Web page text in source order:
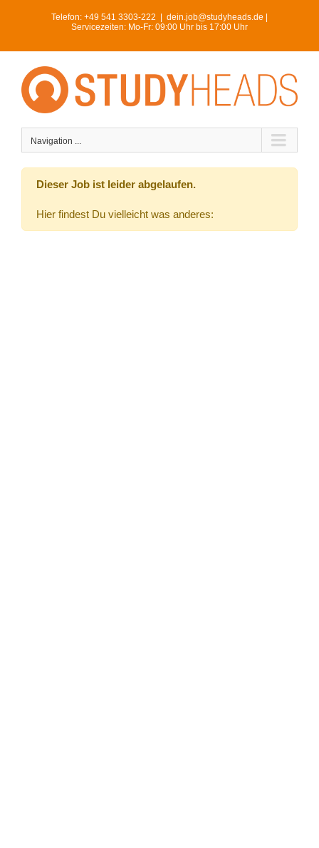
Telefon: +49 541 3303-222
dein.job@studyheads.de |
Servicezeiten: Mo-Fr: 09:00 Uhr bis 17:00 Uhr
Navigation ...
Dieser Job ist leider abgelaufen.
Hier findest Du vielleicht was anderes: